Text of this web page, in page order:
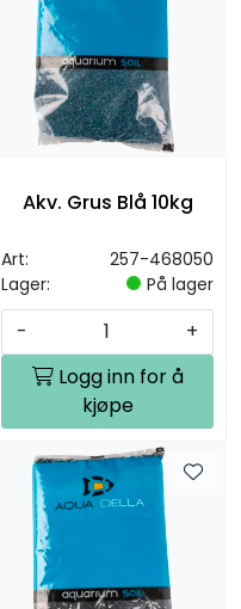
Akv. Grus Blå 10kg
Art:
257-468050
Lager:
På lager
-
+
Logg inn for å
kjøpe